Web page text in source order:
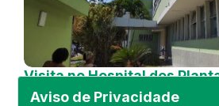
Aviso de Privacidade
Visita no Hospital dos
de Cana